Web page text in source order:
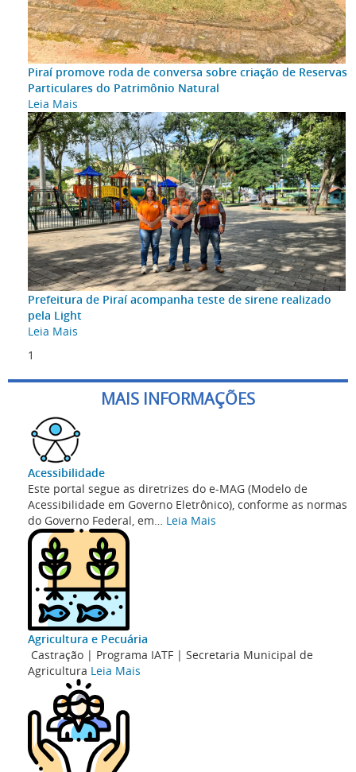
Piraí promove roda de conversa sobre criação de Reservas
Particulares do Patrimônio Natural
Leia Mais
Prefeitura de Piraí acompanha teste de sirene realizado
pela Light
Leia Mais
1
MAIS INFORMAÇÕES
Acessibilidade
Este portal segue as diretrizes do e-MAG (Modelo de
Acessibilidade em Governo Eletrônico), conforme as normas
do Governo Federal, em… Leia Mais
Agricultura e Pecuária
Castração | Programa IATF | Secretaria Municipal de
Agricultura Leia Mais